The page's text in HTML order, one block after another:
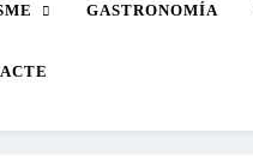
GASTRONOMÍA